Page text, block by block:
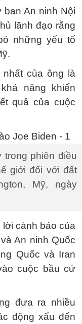
An ninh Nội
lãnh đạo rằng
những yếu tố
của ông là
năng khiến
quả của cuộc
trong phiên điều
giới đối với đất
Mỹ, ngày
lời cảnh báo của
An ninh Quốc
Quốc và Iran
cuộc bầu cử
đưa ra nhiều
động xấu đến